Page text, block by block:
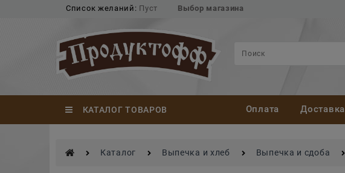
Список желаний: Пуст Выбор магазина
КАТАЛОГ ТОВАРОВ Оплата Доставка
Каталог Выпечка и хлеб Выпечка и сдоба